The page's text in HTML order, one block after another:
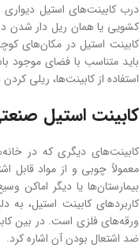
درب کابینت‌های استیل
کشویی یا همان ریل دار شدن
کابینت استیل در مکان‌های
باید متناسب با فضای موجود
استفاده از کابینت‌ها، ریلی
کابینت استیل
کابینت‌های دیگری که در
معمولاً چوبی و از مواد قابل
بیمارستان‌ها یا دیگر اماکن
کاربردهای کابینت استیل،
ورقه‌های فلزی است. در بین
ضد اشتعال بودن آن اشاره کرد.